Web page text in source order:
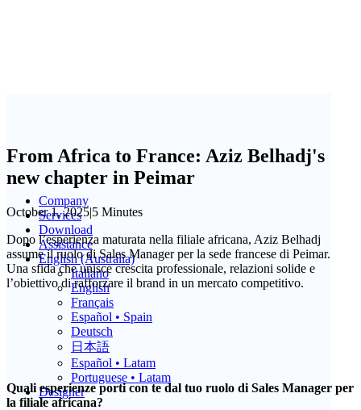
Company
Services
Download
Assistance
English (Australia)
Italiano
English
Français
Español • Spain
Deutsch
日本語
Español • Latam
Portuguese • Latam
Designer
From Africa to France: Aziz Belhadj's
new chapter in Peimar
October 1, 2025|5 Minutes
Dopo l’esperienza maturata nella filiale africana, Aziz Belhadj
assume il ruolo di Sales Manager per la sede francese di Peimar.
Una sfida che unisce crescita professionale, relazioni solide e
l’obiettivo di rafforzare il brand in un mercato competitivo.
Quali esperienze porti con te dal tuo ruolo di Sales Manager per
la filiale africana?